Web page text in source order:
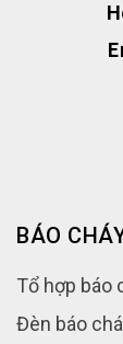
BÁO
Tổ hợp báo
Đèn báo